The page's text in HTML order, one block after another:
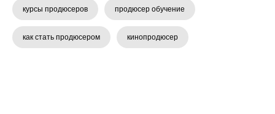
курсы продюсеров продюсер обучение
как стать продюсером кинопродюсер